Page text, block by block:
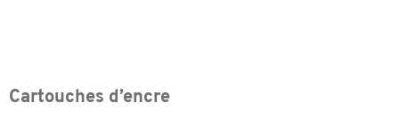
Cartouches d’encre